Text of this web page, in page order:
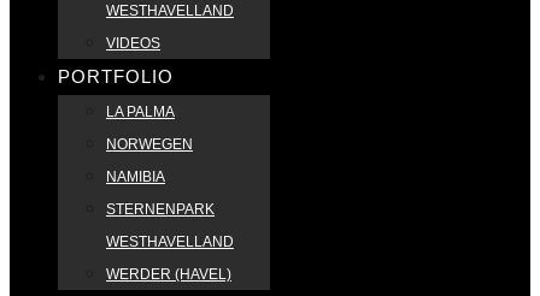
WESTHAVELLAND
VIDEOS
PORTFOLIO
LA PALMA
NORWEGEN
NAMIBIA
STERNENPARK
WESTHAVELLAND
WERDER (HAVEL)